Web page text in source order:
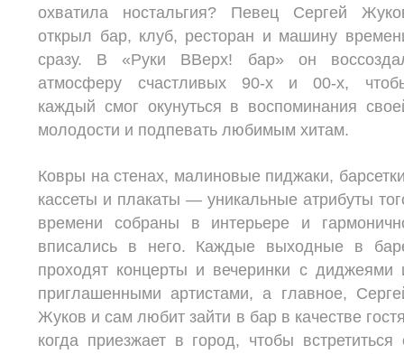
охватила ностальгия? Певец Сергей
открыл бар, клуб, ресторан и машину
сразу. В «Руки ВВерх! бар» он
атмосферу счастливых 90-х и 00-х,
каждый смог окунуться в воспоминания
молодости и подпевать любимым хитам.
Ковры на стенах, малиновые пиджаки,
кассеты и плакаты — уникальные атрибуты
времени собраны в интерьере и
вписались в него. Каждые выходные в
проходят концерты и вечеринки с диджеями
приглашенными артистами, а главное,
Жуков и сам любит зайти в бар в качестве
когда приезжает в город, чтобы встретиться